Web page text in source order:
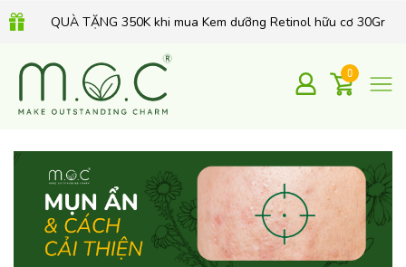
Combo MỤN THÂM, THU NHỎ LCL chỉ 499K 0